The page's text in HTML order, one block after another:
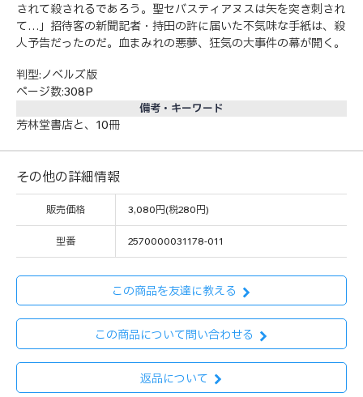
されて殺されるであろう。聖セバスティアヌスは矢を突き刺され
て…」招待客の新聞記者・持田の許に届いた不気味な手紙は、殺
人予告だったのだ。血まみれの悪夢、狂気の大事件の幕が開く。
判型:ノベルズ版
ページ数:308P
備考・キーワード
芳林堂書店と、10冊
その他の詳細情報
販売価格 3,080円(税280円)
型番 2570000031178-011
この商品を友達に教える
この商品について問い合わせる
返品について